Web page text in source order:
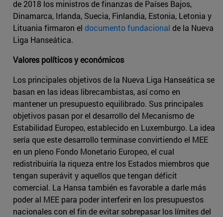
de 2018 los ministros de finanzas de Países Bajos,
Dinamarca, Irlanda, Suecia, Finlandia, Estonia, Letonia y
Lituania firmaron el documento fundacional de la Nueva
Liga Hanseática.
Valores políticos y económicos
Los principales objetivos de la Nueva Liga Hanseática se
basan en las ideas librecambistas, así como en
mantener un presupuesto equilibrado. Sus principales
objetivos pasan por el desarrollo del Mecanismo de
Estabilidad Europeo, establecido en Luxemburgo. La idea
sería que este desarrollo terminase convirtiendo el MEE
en un pleno Fondo Monetario Europeo, el cual
redistribuiría la riqueza entre los Estados miembros que
tengan superávit y aquellos que tengan déficit
comercial. La Hansa también es favorable a darle más
poder al MEE para poder interferir en los presupuestos
nacionales con el fin de evitar sobrepasar los límites del